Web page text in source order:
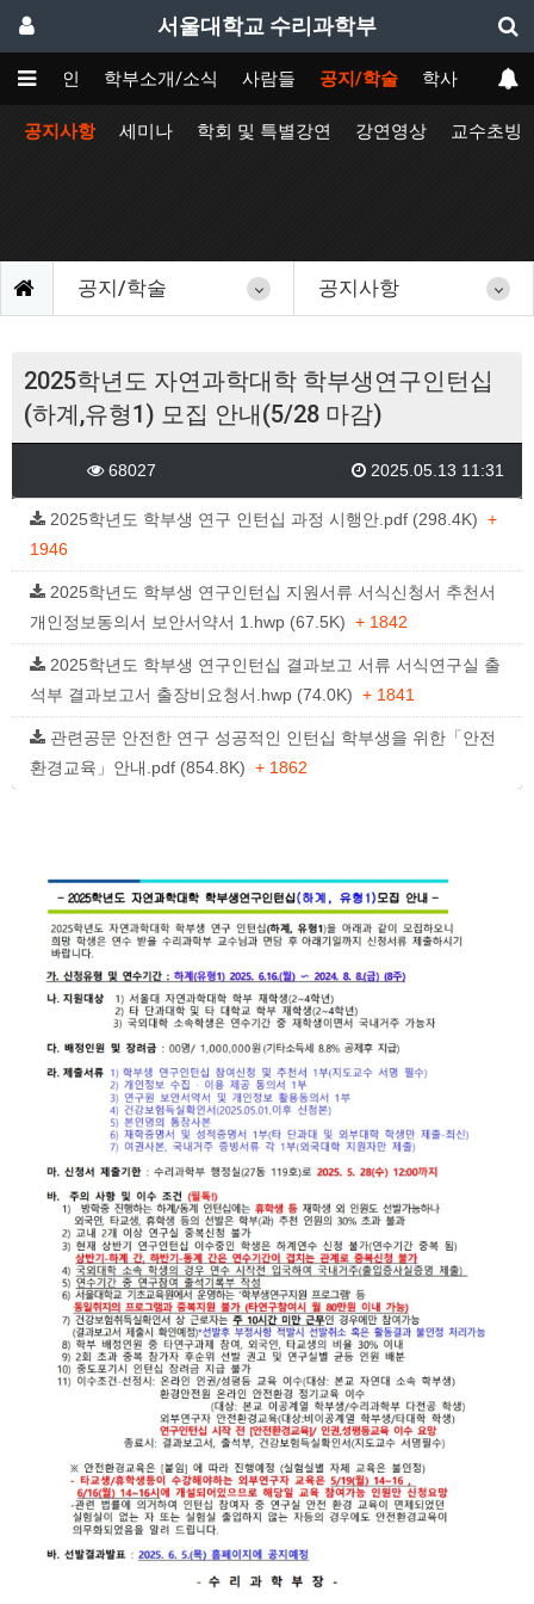
서울대학교 수리과학부
메인 학부소개/소식 사람들 공지/학술 학사
공지사항 세미나 학회 및 특별강연 강연영상 교수초빙
공지/학술 공지사항
2025학년도 자연과학대학 학부생연구인턴십
(하계,유형1) 모집 안내(5/28 마감)
68027 2025.05.13 11:31
2025학년도 학부생 연구 인턴십 과정 시행안.pdf (298.4K) +
1946
2025학년도 학부생 연구인턴십 지원서류 서식신청서 추천서
개인정보동의서 보안서약서 1.hwp (67.5K) + 1842
2025학년도 학부생 연구인턴십 결과보고 서류 서식연구실 출
석부 결과보고서 출장비요청서.hwp (74.0K) + 1841
관련공문 안전한 연구 성공적인 인턴십 학부생을 위한「안전
환경교육」안내.pdf (854.8K) + 1862